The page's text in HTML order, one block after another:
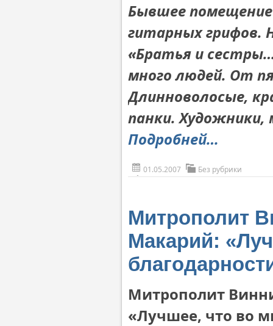
Бывшее
гитарных грифов.
«Братья и
много людей. От
Длинноволосые,
панки.
Подробней…
01.05.2007 Без рубрики
Митрополит
Макарий:
Митрополит
«Лучшее, что во